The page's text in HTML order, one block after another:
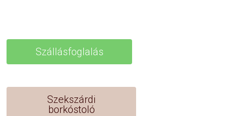
Szállásfoglalás
Szekszárdi
borkóstoló